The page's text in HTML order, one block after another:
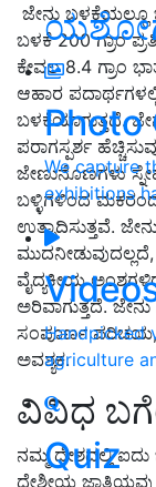
Photo
We capture
exhibitions
Handpicked
agriculture
Quiz
ಜೇನು ಬಳಕೆಯಲ್ಲೂ
ಬಳಕೆ 200 ಗ್ರಾಂ
ಕೇವಲ 8.4 ಗ್ರಾಂ
ಆಹಾರ
ಬಳಕೆಯಾಗುತ್ತದೆ.
ಪರಾಗಸ್ಪರ್ಶ
ಜೇಣುನೊಣಗಳು
ಬಳ್ಳಿಗಳಿಂದ ಮಕರಂದ
ಉತ್ಪಾದಿಸುತ್ತವೆ.
ವೈದ್ಯಕೀಯ
ಅರಿವಾಗುತ್ತದೆ.
ಸಂಪೂರ್ಣ ಪರಿಚಯ,
ಅವಶ್ಯಕ.
ವಿವಿಧ
ನಮ್ಮ ದೇಶದಲ್ಲಿ ಐದು
ದೇಶೀಯ ಜಾತಿಯವು